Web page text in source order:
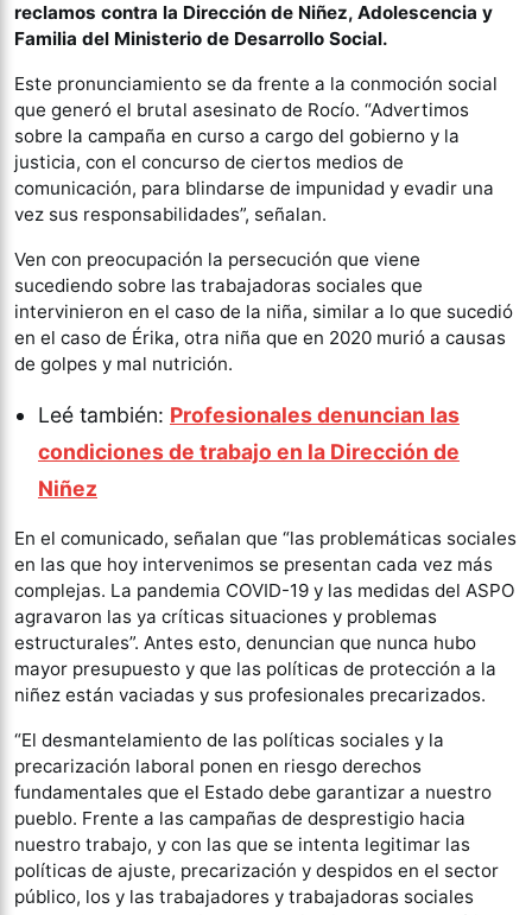
reclamos contra la Dirección de Niñez, Adolescencia y
Familia del Ministerio de Desarrollo Social.
Este pronunciamiento se da frente a la conmoción social
que generó el brutal asesinato de Rocío. “Advertimos
sobre la campaña en curso a cargo del gobierno y la
justicia, con el concurso de ciertos medios de
comunicación, para blindarse de impunidad y evadir una
vez sus responsabilidades”, señalan.
Ven con preocupación la persecución que viene
sucediendo sobre las trabajadoras sociales que
intervinieron en el caso de la niña, similar a lo que sucedió
en el caso de Érika, otra niña que en 2020 murió a causas
de golpes y mal nutrición.
Leé también: Profesionales denuncian las
condiciones de trabajo en la Dirección de
Niñez
En el comunicado, señalan que “las problemáticas sociales
en las que hoy intervenimos se presentan cada vez más
complejas. La pandemia COVID-19 y las medidas del ASPO
agravaron las ya críticas situaciones y problemas
estructurales”. Antes esto, denuncian que nunca hubo
mayor presupuesto y que las políticas de protección a la
niñez están vaciadas y sus profesionales precarizados.
“El desmantelamiento de las políticas sociales y la
precarización laboral ponen en riesgo derechos
fundamentales que el Estado debe garantizar a nuestro
pueblo. Frente a las campañas de desprestigio hacia
nuestro trabajo, y con las que se intenta legitimar las
políticas de ajuste, precarización y despidos en el sector
público, los y las trabajadores y trabajadoras sociales